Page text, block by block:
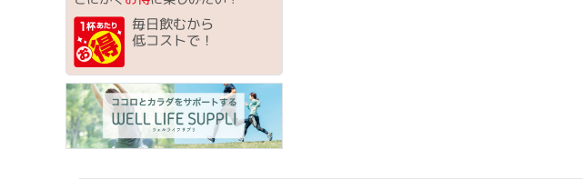
毎日飲むから
低コストで！